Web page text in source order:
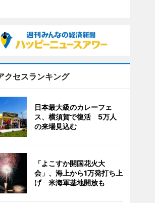
クセスランキング
日本最大級のカレーフェ
ス、横須賀で復活 5万人
の来場見込む
「よこすか開国花火大
会」、海上から1万発打ち上
げ 米海軍基地開放も